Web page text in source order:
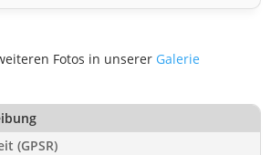
Fotos in unserer Galerie
(GPSR)